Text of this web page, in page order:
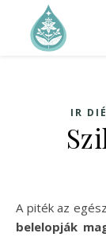
IR
A piték az
belelopják